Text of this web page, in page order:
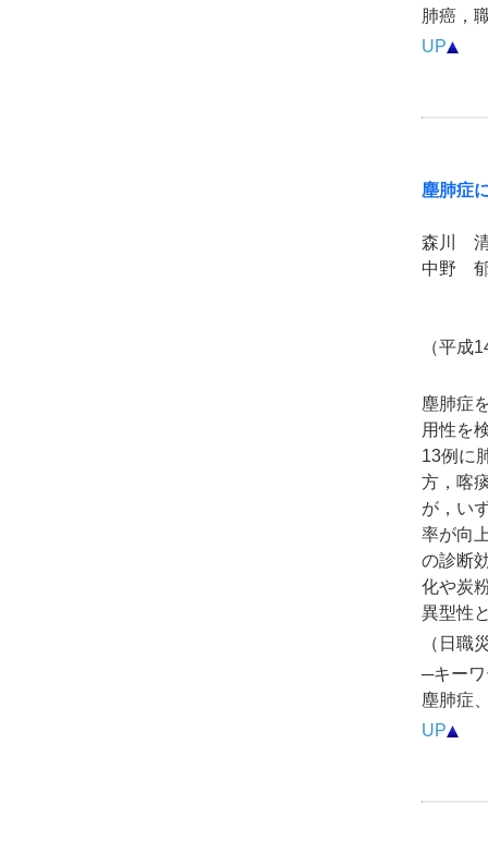
肺癌，
UP
塵肺症
森川
中野
（平成
塵肺症
用性を
13例に
方，喀
が，い
率が向
の診断
化や炭
異型性
（日職
─キー
塵肺症
UP